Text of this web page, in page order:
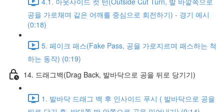
공을 가로채며 같은 어깨를 중심으로 회전하기) - 경기 예시
(0:18)
5. 페이크 패스(Fake Pass, 공을 가로지르며 패스하는 척
하는 동작) (0:19)
14. 드래그백(Drag Back, 발바닥으로 공을 뒤로 당기기)
1. 발바닥 드래그 백 후 인사이드 푸시 ( 발바닥으로 공을